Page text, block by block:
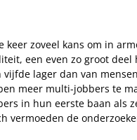
zoveel kans om in
een even zo groot
lager dan van
meer multi-jobbers te
in hun eerste baan als
de